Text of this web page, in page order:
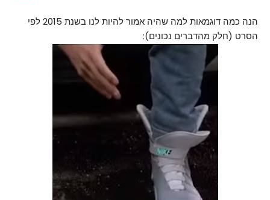
הנה כמה דוגמאות למה שהיה אמור להיות לנו בשנת 2015 לפי
הסרט (חלק מהדברים נכונים):